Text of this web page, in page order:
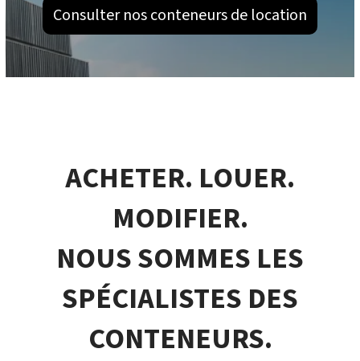
Consulter nos conteneurs de location
ACHETER. LOUER.
MODIFIER.
NOUS SOMMES LES
SPÉCIALISTES DES
CONTENEURS.